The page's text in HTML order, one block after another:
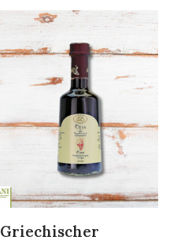
Griechischer